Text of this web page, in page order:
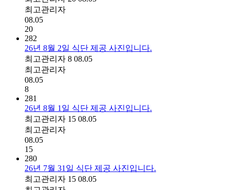
최고관리자
08.05
20
282
26년 8월 2일 식단 제공 사진입니다.
최고관리자 8 08.05
최고관리자
08.05
8
281
26년 8월 1일 식단 제공 사진입니다.
최고관리자 15 08.05
최고관리자
08.05
15
280
26년 7월 31일 식단 제공 사진입니다.
최고관리자 15 08.05